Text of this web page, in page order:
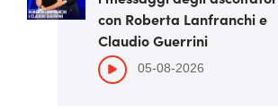
con Roberta Lanfranchi e
Claudio Guerrini
05-08-2026